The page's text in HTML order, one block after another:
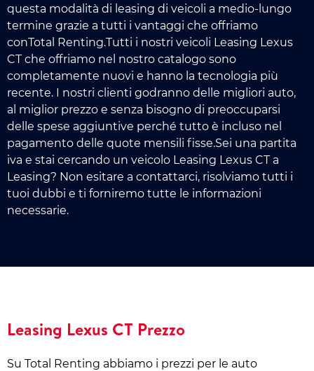
questa modalità di leasing di veicoli a medio-lungo
termine grazie a tutti i vantaggi che offriamo
conTotal Renting.Tutti i nostri veicoli Leasing Lexus
CT che offriamo nel nostro catalogo sono
completamente nuovi e hanno la tecnologia più
recente. I nostri clienti godranno delle migliori auto,
al miglior prezzo e senza bisogno di preoccuparsi
delle spese aggiuntive perché tutto è incluso nel
pagamento delle quote mensili fisse.Sei una partita
iva e stai cercando un veicolo Leasing Lexus CT a
Leasing? Non esitare a contattarci, risolviamo tutti i
tuoi dubbi e ti forniremo tutte le informazioni
necessarie.
Leasing Lexus CT Prezzo
Su Total Renting abbiamo i prezzi per le auto